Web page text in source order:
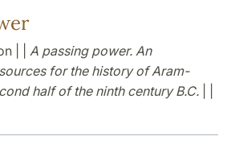
| | A passing power. An
for the history of Aram-
half of the ninth century B.C.